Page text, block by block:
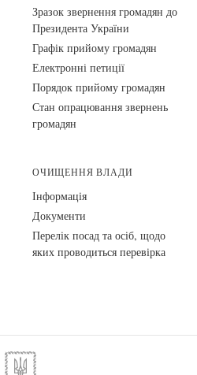
Зразок звернення громадян до
Президента України
Графік прийому громадян
Електронні петиції
Порядок прийому громадян
Стан опрацювання звернень
громадян
ОЧИЩЕННЯ ВЛАДИ
Інформація
Документи
Перелік посад та осіб, щодо
яких проводиться перевірка